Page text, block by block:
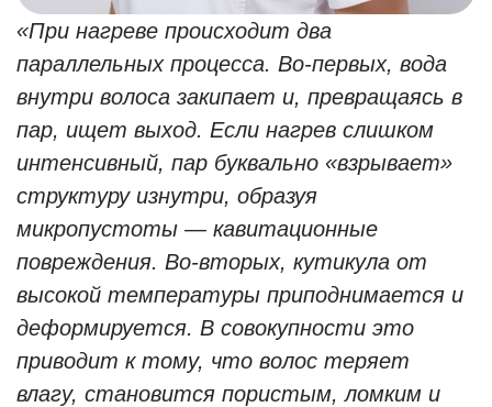
«При нагреве происходит два
параллельных процесса. Во-первых, вода
внутри волоса закипает и, превращаясь в
пар, ищет выход. Если нагрев слишком
интенсивный, пар буквально «взрывает»
структуру изнутри, образуя
микропустоты — кавитационные
повреждения. Во-вторых, кутикула от
высокой температуры приподнимается и
деформируется. В совокупности это
приводит к тому, что волос теряет
влагу, становится пористым, ломким и